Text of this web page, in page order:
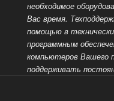
необходимое
Вас время.
помощью в
программным
компьютеров Вашего
поддерживать